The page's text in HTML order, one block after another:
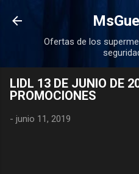
Ir al
Ofertas de los
LIDL 13 DE JUNIO DE
PROMOCIONES
- junio 11, 2019